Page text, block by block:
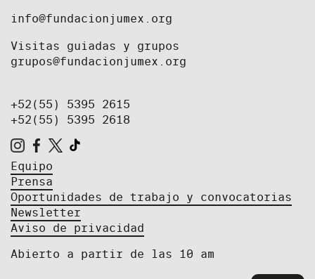
info@fundacionjumex.org
Visitas guiadas y grupos
grupos@fundacionjumex.org
+52(55) 5395 2615
+52(55) 5395 2618
Equipo
Prensa
Oportunidades de trabajo y convocatorias
Newsletter
Aviso de privacidad
Abierto a partir de las 10 am